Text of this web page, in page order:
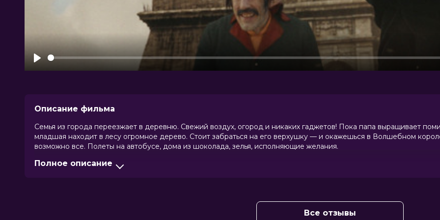
Play
Описание фильма
Семья из города переезжает в деревню. Свежий воздух, огород и никаких гаджетов! Пока папа выращивает
младшая находит в лесу огромное дерево. Стоит забраться на его верхушку — и окажешься в Волшебном
возможно все. Полеты на автобусе, дома из шоколада, зелья, исполняющие желания.
Увы, цифровой детокс по вкусу не всем. Старшая жить не может без соцсетей и мечтает вернуться в город. На
Полное описание
Все отзывы